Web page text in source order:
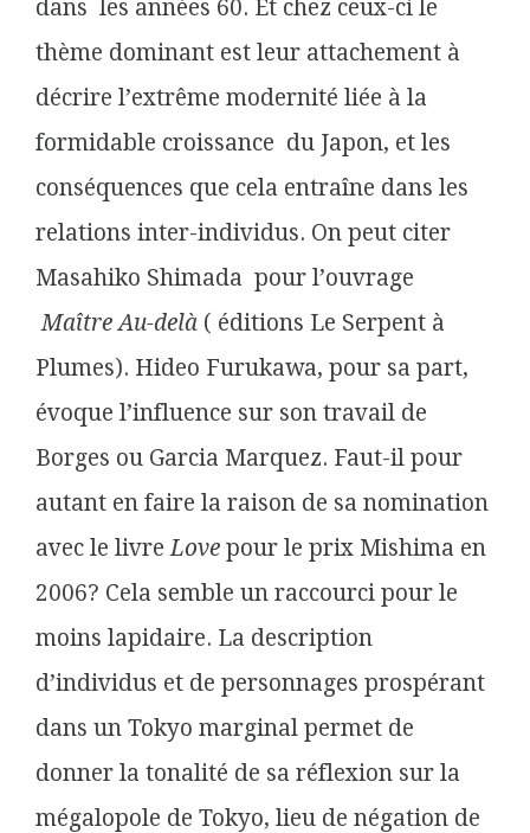
dans les années 60. Et chez ceux-ci le
thème dominant est leur attachement à
décrire l’extrême modernité liée à la
formidable croissance du Japon, et les
conséquences que cela entraîne dans les
relations inter-individus. On peut citer
Masahiko Shimada pour l’ouvrage
Maître Au-delà ( éditions Le Serpent à
Plumes). Hideo Furukawa, pour sa part,
évoque l’influence sur son travail de
Borges ou Garcia Marquez. Faut-il pour
autant en faire la raison de sa nomination
avec le livreLove pour le prix Mishima en
2006? Cela semble un raccourci pour le
moins lapidaire. La description
d’individus et de personnages prospérant
dans un Tokyo marginal permet de
donner la tonalité de sa réflexion sur la
mégalopole de Tokyo, lieu de négation de